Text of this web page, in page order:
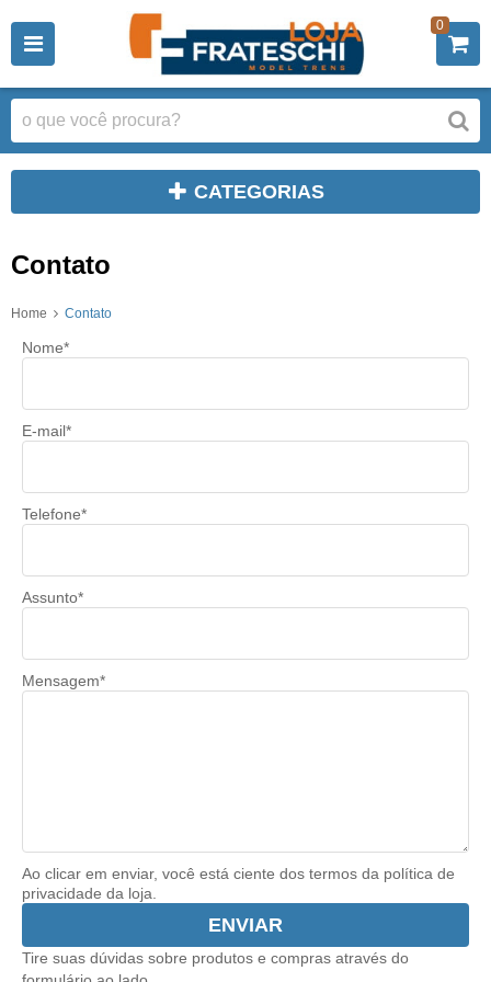
0
CATEGORIAS
Contato
Home Contato
Nome*
E-mail*
Telefone*
Assunto*
Mensagem*
Ao clicar em enviar, você está ciente dos termos da política de
privacidade da loja.
ENVIAR
Tire suas dúvidas sobre produtos e compras através do